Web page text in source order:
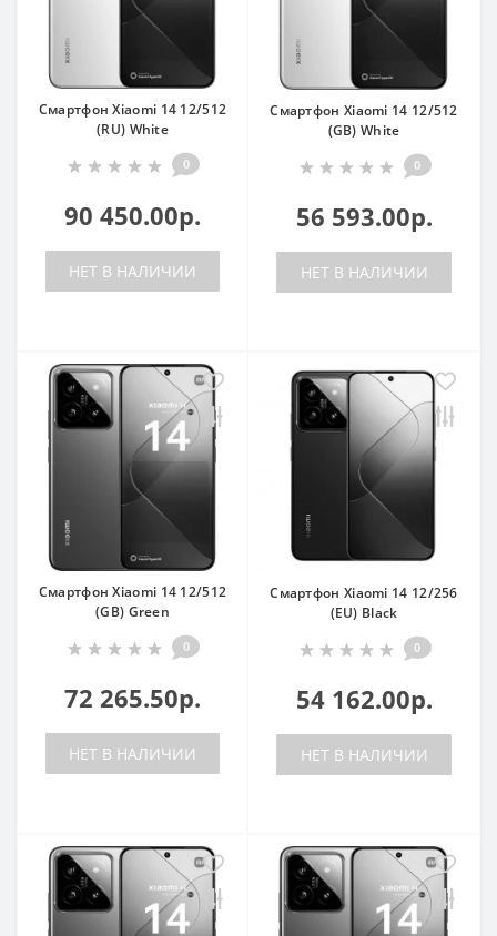
Смартфон Xiaomi 14 12/512
(RU) White
0
90 450.00р.
НЕТ В НАЛИЧИИ
Смартфон Xiaomi 14 12/512
(GB) White
0
56 593.00р.
НЕТ В НАЛИЧИИ
Смартфон Xiaomi 14 12/512
(GB) Green
0
72 265.50р.
НЕТ В НАЛИЧИИ
Смартфон Xiaomi 14 12/256
(EU) Black
0
54 162.00р.
НЕТ В НАЛИЧИИ